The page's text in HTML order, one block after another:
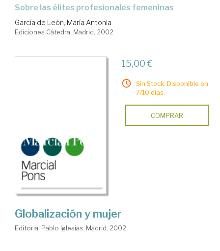
sobre las élites profesionales femeninas
García de León, María Antonia
Ediciones Cátedra. Madrid, 2002
15,00 €
Sin Stock. Disponible en
7/10 días.
COMPRAR
Globalización y mujer
Editorial Pablo Iglesias. Madrid, 2002